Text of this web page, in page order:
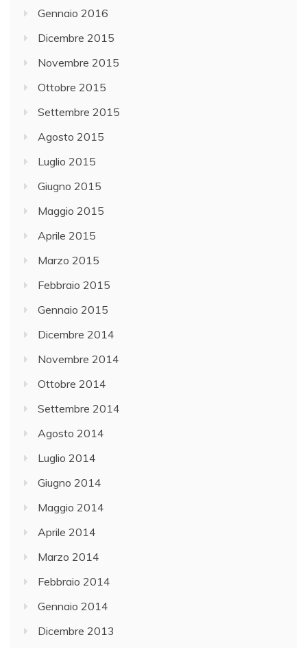
Gennaio 2016
Dicembre 2015
Novembre 2015
Ottobre 2015
Settembre 2015
Agosto 2015
Luglio 2015
Giugno 2015
Maggio 2015
Aprile 2015
Marzo 2015
Febbraio 2015
Gennaio 2015
Dicembre 2014
Novembre 2014
Ottobre 2014
Settembre 2014
Agosto 2014
Luglio 2014
Giugno 2014
Maggio 2014
Aprile 2014
Marzo 2014
Febbraio 2014
Gennaio 2014
Dicembre 2013